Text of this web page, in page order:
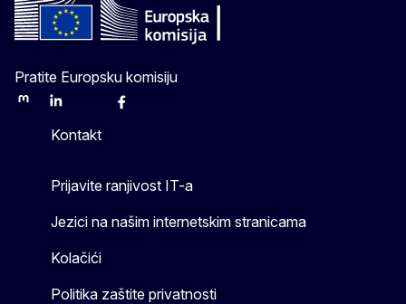
Pratite Europsku komisiju
MastodonLinkedInBlueskyFacebook
Kontakt
Prijavite ranjivost IT-a
Jezici na našim internetskim stranicama
Kolačići
Politika zaštite privatnosti